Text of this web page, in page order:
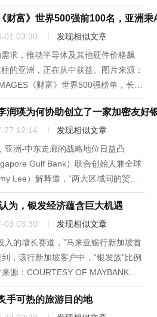
南亚最炙手可热的度假胜地。根据越
财富》世界500强前100名，亚洲乘
01 03:30
发现相似文章
求，推动半导体及其他硬件价格飙
的亚洲，正在从中获益。图片来源：
《财富》世界500强榜单，长期
雨表”，折射出不同行业和板块的兴
营收排序的企业...
润瑛为何协助创立了一家加密友好
27 12:14
发现相似文章
亚洲-中东走廊的战略地位日益凸
Gulf Bank）联合创始人兼全球
Lee）解释道，“两大区域间的贸易
在中美分化的大背景下。”图片来
为，银发经济蕴含巨大机遇
03 03:30
发现相似文章
入的增长赛道，”马来亚银行新加坡首
，该行新加坡客户中，“银发族”比例
源：COURTESY OF MAYBANK新
到2030年，新加坡公民中65岁及以上
之一增至四分之一...
手可热的旅游目的地